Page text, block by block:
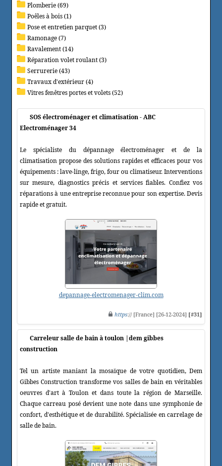
Plomberie (69)
Poêles à bois (1)
Pose et entretien parquet (3)
Ramonage (7)
Ravalement (14)
Réparation volet roulant (3)
Serrurerie (43)
Travaux d'extérieur (4)
Vitres fenêtres portes et volets (52)
SOS électroménager et climatisation - ABC
Electroménager 34
Le spécialiste du dépannage électroménager et de la
climatisation propose des solutions rapides et efficaces pour vos
équipements : lave-linge, frigo, four ou climatiseur. Interventions
sur mesure, diagnostics précis et services fiables. Confiez vos
réparations à une entreprise reconnue pour son expertise. Devis
rapide et gratuit.
depannage-electromenager-clim.com
https:// [France] [26-12-2024] [#31]
Carreleur salle de bain à toulon |dem gibbes
construction
Tel un artiste maniant la mosaïque de votre quotidien, Dem
Gibbes Construction transforme vos salles de bain en véritables
oeuvres d'art à Toulon et dans toute la région de Marseille.
Chaque carreau posé devient une note dans une symphonie de
confort, d'esthétique et de durabilité. Spécialisée en carrelage de
salle de bain.